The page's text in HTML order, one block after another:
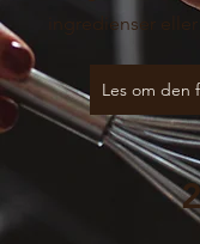
ingredienser